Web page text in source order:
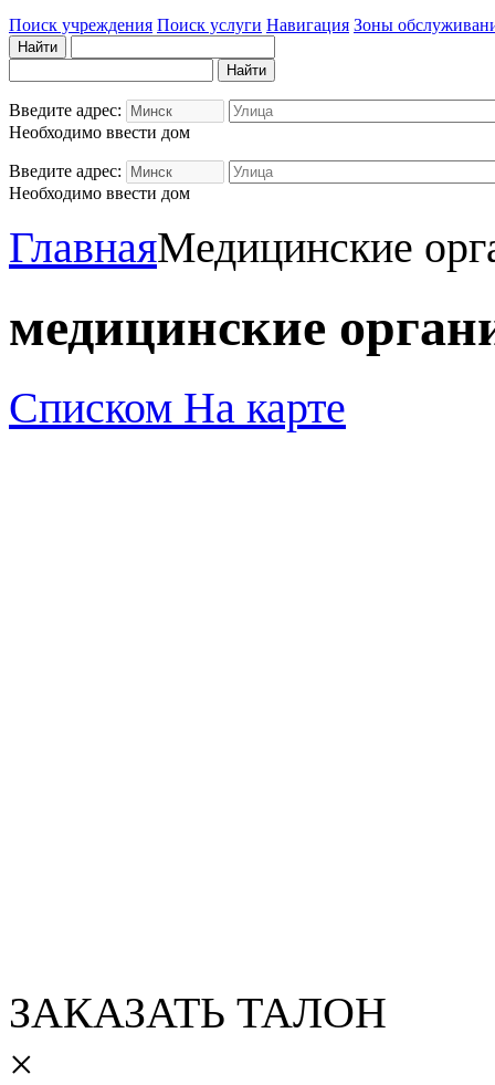
Поиск учреждения Поиск услуги Навигация Зоны
Введите адрес:
Необходимо ввести дом
Введите адрес:
Необходимо ввести дом
ГлавнаяМедицинские
медицинские
Списком На карте
ЗАКАЗАТЬ ТАЛОН
×